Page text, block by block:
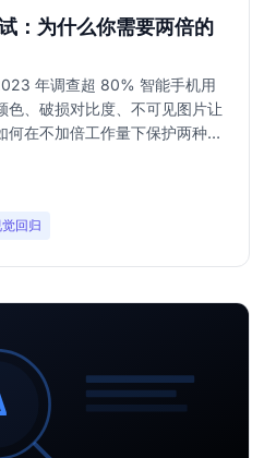
：为什么你需要两倍的
年调查超 80% 智能手机用
色、破损对比度、不可见图片让
在不加倍工作量下保护两种主
回归